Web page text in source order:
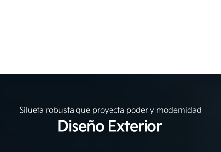
Silueta robusta que proyecta poder y modernidad
Diseño Exterior